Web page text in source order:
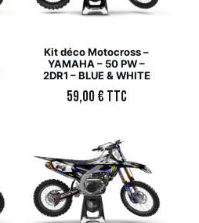
Kit déco Motocross –
YAMAHA – 50 PW –
2DR1 – BLUE & WHITE
59,00€ TTC